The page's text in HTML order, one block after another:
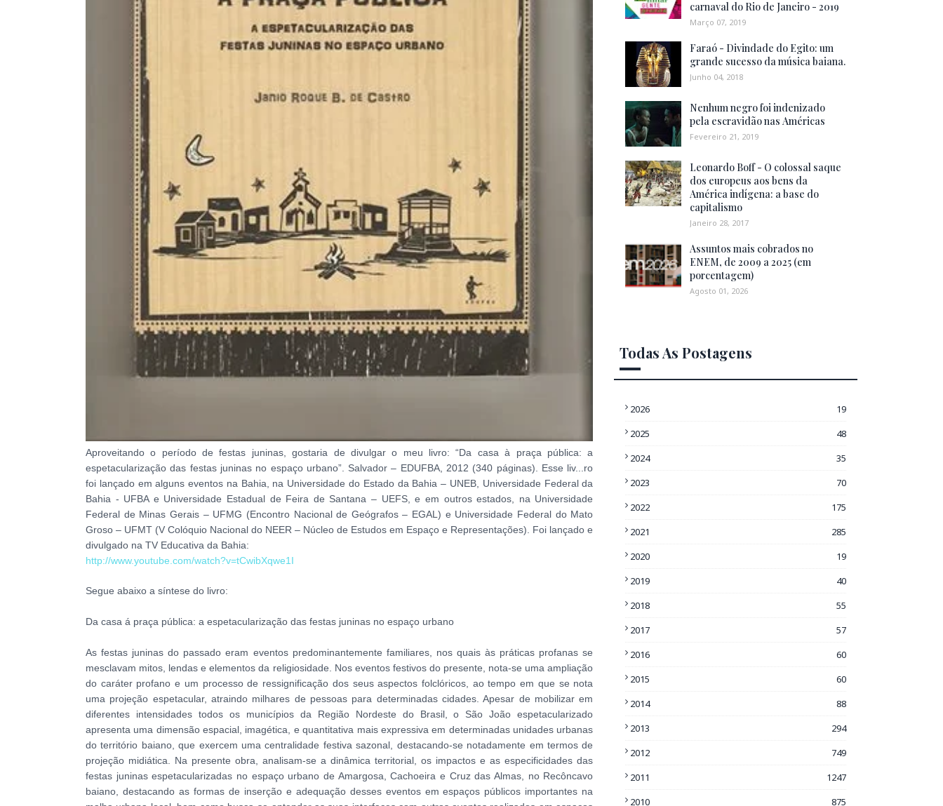
Aproveitando o período de festas juninas, gostaria de divulgar o meu livro: “Da casa à praça pública: a
espetacularização das festas juninas no espaço urbano”. Salvador – EDUFBA, 2012 (340 páginas). Esse liv... ro
foi lançado em alguns eventos na Bahia, na Universidade do Estado da Bahia – UNEB, Universidade Federal da
Bahia - UFBA e Universidade Estadual de Feira de Santana – UEFS, e em outros estados, na Universidade
Federal de Minas Gerais – UFMG (Encontro Nacional de Geógrafos – EGAL) e Universidade Federal do Mato
Groso – UFMT (V Colóquio Nacional do NEER – Núcleo de Estudos em Espaço e Representações). Foi lançado e
divulgado na TV Educativa da Bahia:
http://www.youtube.com/watch?v=tCwibXqwe1I
Segue abaixo a síntese do livro:
Da casa á praça pública: a espetacularização das festas juninas no espaço urbano
As festas juninas do passado eram eventos predominantemente familiares, nos quais às práticas profanas se
mesclavam mitos, lendas e elementos da religiosidade. Nos eventos festivos do presente, nota-se uma ampliação
do caráter profano e um processo de ressignificação dos seus aspectos folclóricos, ao tempo em que se nota
uma projeção espetacular, atraindo milhares de pessoas para determinadas cidades. Apesar de mobilizar em
diferentes intensidades todos os municípios da Região Nordeste do Brasil, o São João espetacularizado
apresenta uma dimensão espacial, imagética, e quantitativa mais expressiva em determinadas unidades urbanas
do território baiano, que exercem uma centralidade festiva sazonal, destacando-se notadamente em termos de
projeção midiática. Na presente obra, analisam-se a dinâmica territorial, os impactos e as especificidades das
festas juninas espetacularizadas no espaço urbano de Amargosa, Cachoeira e Cruz das Almas, no Recôncavo
baiano, destacando as formas de inserção e adequação desses eventos em espaços públicos importantes na
carnaval do Rio de Janeiro - 2019
Março 07, 2019
Faraó - Divindade do Egito: um
grande sucesso da música baiana.
Junho 04, 2018
Nenhum negro foi indenizado
pela escravidão nas Américas
Fevereiro 21, 2019
Leonardo Boff - O colossal saque
dos europeus aos bens da
América indígena: a base do
capitalismo
Janeiro 28, 2017
Assuntos mais cobrados no
ENEM, de 2009 a 2025 (em
porcentagem)
Agosto 01, 2026
Todas As Postagens
2026
19
2025
48
2024
35
2023
70
2022
175
2021
285
2020
19
2019
40
2018
55
2017
57
2016
60
2015
60
2014
88
2013
294
2012
749
2011
1247
2010
875